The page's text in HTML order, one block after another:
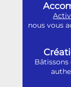
nous vous